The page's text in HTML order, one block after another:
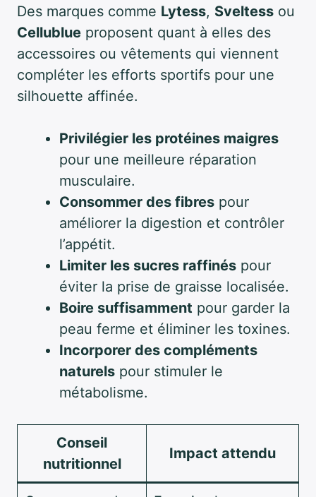
Des marques comme Lytess, Sveltess ou
Cellublue proposent quant à elles des
accessoires ou vêtements qui viennent
compléter les efforts sportifs pour une
silhouette affinée.
Privilégier les protéines maigres
pour une meilleure réparation
musculaire.
Consommer des fibres pour
améliorer la digestion et contrôler
l’appétit.
Limiter les sucres raffinés pour
éviter la prise de graisse localisée.
Boire suffisamment pour garder la
peau ferme et éliminer les toxines.
Incorporer des compléments
naturels pour stimuler le
métabolisme.
Conseil
nutritionnel
Impact attendu